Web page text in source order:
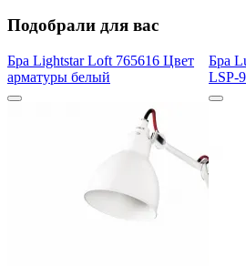
Подобрали для вас
Бра Lightstar Loft 765616 Цвет
арматуры белый
Бра
LSP-